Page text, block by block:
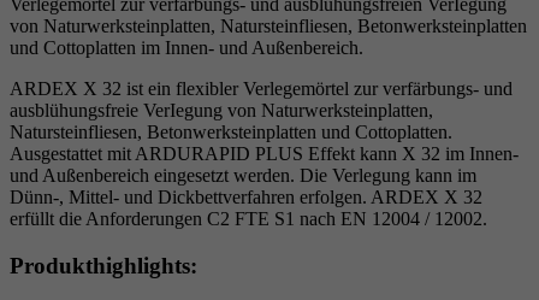
Verlegemörtel zur verfärbungs- und ausblühungsfreien VerIegung
von Naturwerksteinplatten, Natursteinfliesen, Betonwerksteinplatten
und Cottoplatten im Innen- und Außenbereich.
ARDEX X 32 ist ein flexibler Verlegemörtel zur verfärbungs- und
ausblühungsfreie VerIegung von Naturwerksteinplatten,
Natursteinfliesen, Betonwerksteinplatten und Cottoplatten.
Ausgestattet mit ARDURAPID PLUS Effekt kann X 32 im Innen-
und Außenbereich eingesetzt werden. Die Verlegung kann im
Dünn-, Mittel- und Dickbettverfahren erfolgen. ARDEX X 32
erfüllt die Anforderungen C2 FTE S1 nach EN 12004 / 12002.
Produkthighlights: